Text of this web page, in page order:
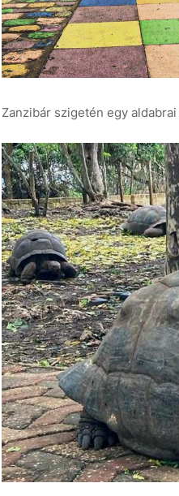
Zanzibár szigetén egy